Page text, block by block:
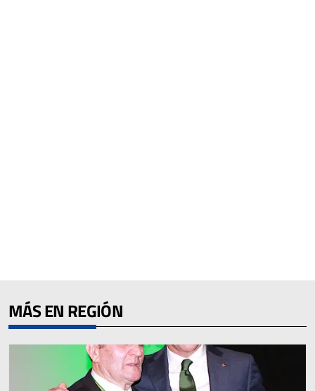
MÁS EN REGIÓN